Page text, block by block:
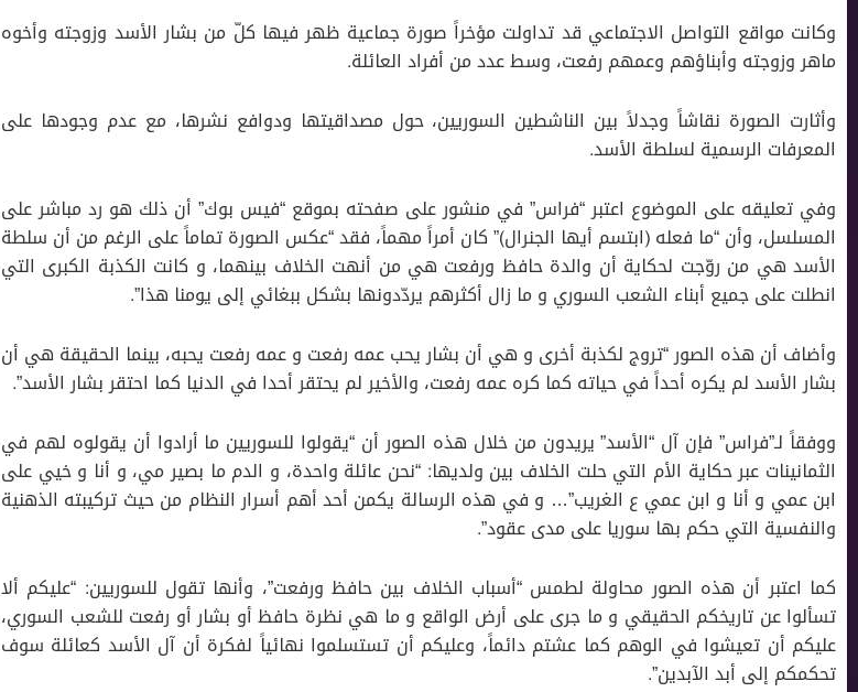
وكانت مواقع التواصل الاجتماعي قد تداولت مؤخراً صورة جماعية ظهر فيها كلّ من بشار اﻷسد وزوجته وأخوه
ماهر وزوجته وأبناؤهم وعمهم رفعت، وسط عدد من أفراد العائلة.
وأثارت الصورة نقاشاً وجدلاً بين الناشطين السوريين، حول مصداقيتها ودوافع نشرها، مع عدم وجودها على
المعرفات الرسمية لسلطة اﻷسد.
وفي تعليقه على الموضوع اعتبر “فراس” في منشور على صفحته بموقع “فيس بوك” أن ذلك هو رد مباشر على
المسلسل، وأن “ما فعله (ابتسم أيها الجنرال)” كان أمراً مهماً، فقد “عكس الصورة تماماً على الرغم من أن سلطة
اﻷسد هي من روّجت لحكاية أن والدة حافظ ورفعت هي من أنهت الخلاف بينهما، و كانت الكذبة الكبرى التي
انطلت على جميع أبناء الشعب السوري و ما زال أكثرهم يردّدونها بشكل ببغائي إلى يومنا هذا”.
وأضاف أن هذه الصور “تروج لكذبة أخرى و هي أن بشار يحب عمه رفعت و عمه رفعت يحبه، بينما الحقيقة هي أن
بشار الأسد لم يكره أحداً في حياته كما كره عمه رفعت، واﻷخير لم يحتقر أحدا في الدنيا كما احتقر بشار الأسد”.
ووفقاً لـ”فراس” فإن آل “اﻷسد” يريدون من خلال هذه الصور أن “يقولوا للسوريين ما أرادوا أن يقولوه لهم في
الثمانينات عبر حكاية الأم التي حلت الخلاف بين ولديها: “نحن عائلة واحدة، و الدم ما بصير مي، و أنا و خيي على
ابن عمي و أنا و ابن عمي ع الغريب”… و في هذه الرسالة يكمن أحد أهم أسرار النظام من حيث تركيبته الذهنية
والنفسية التي حكم بها سوريا على مدى عقود”.
كما اعتبر أن هذه الصور محاولة لطمس “أسباب الخلاف بين حافظ ورفعت”، وأنها تقول للسوريين: “عليكم ألا
تسألوا عن تاريخكم الحقيقي و ما جرى على أرض الواقع و ما هي نظرة حافظ أو بشار أو رفعت للشعب السوري،
عليكم أن تعيشوا في الوهم كما عشتم دائماً، وعليكم أن تستسلموا نهائياً لفكرة أن آل الأسد كعائلة سوف
تحكمكم إلى أبد الآبدين”.